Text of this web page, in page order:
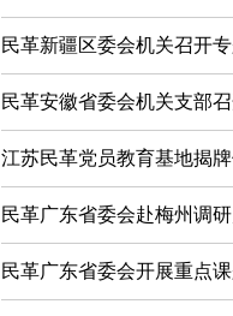
民革新疆区委会机关召开
民革安徽省委会机关支部
江苏民革党员教育基地揭
民革广东省委会赴梅州调
民革广东省委会开展重点